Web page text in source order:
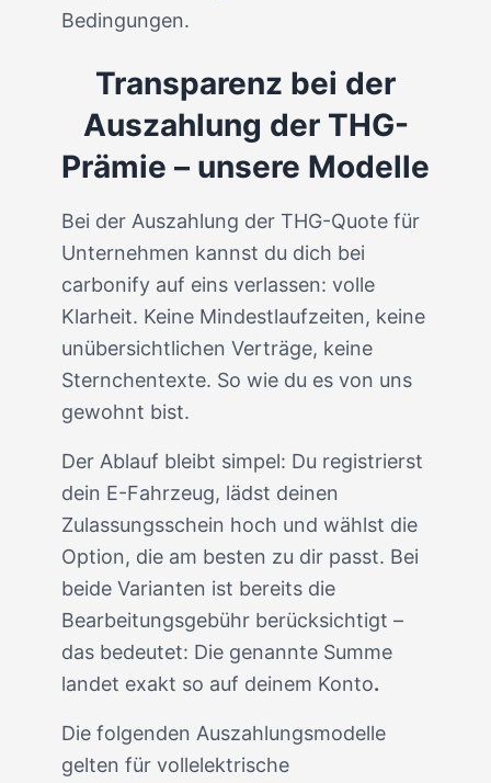
Bedingungen.
Transparenz bei der
Auszahlung der THG-
Prämie – unsere Modelle
Bei der Auszahlung der THG-Quote für
Unternehmen kannst du dich bei
carbonify auf eins verlassen: volle
Klarheit. Keine Mindestlaufzeiten, keine
unübersichtlichen Verträge, keine
Sternchentexte. So wie du es von uns
gewohnt bist.
Der Ablauf bleibt simpel: Du registrierst
dein E-Fahrzeug, lädst deinen
Zulassungsschein hoch und wählst die
Option, die am besten zu dir passt. Bei
beide Varianten ist bereits die
Bearbeitungsgebühr berücksichtigt –
das bedeutet: Die genannte Summe
landet exakt so auf deinem Konto.
Die folgenden Auszahlungsmodelle
gelten für vollelektrische